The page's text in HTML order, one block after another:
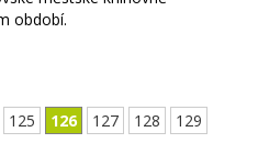
období.
125 126 127 128
129